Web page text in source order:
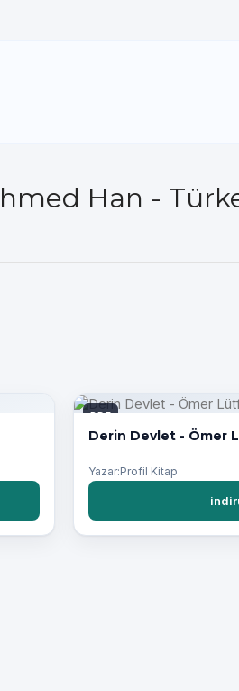
Han -
PDF
Derin Devlet - Ömer
Yazar:Profil Kitap